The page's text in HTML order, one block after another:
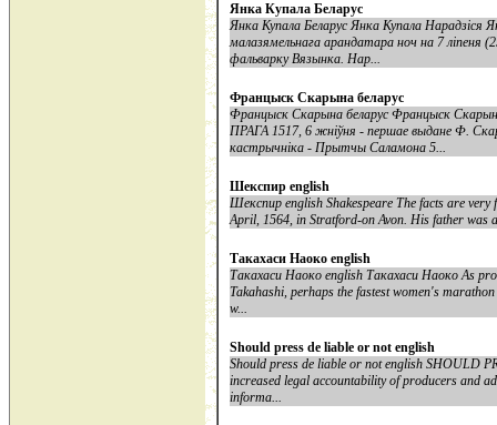
Янка Купала Беларус
Янка Купала Беларус Янка Купала Нарадзiся
малазямельнага арандатара ноч на 7 лiпеня
фальварку Вязынка. Нар...
Францыск Скарына беларус
Францыск Скарына беларус Францыск
ПРАГА 1517, 6 жнiўня - першае выдане Ф.
кастрычнiка - Прытчы Саламона 5...
Шекспир english
Шекспир english Shakespeare The facts are
April, 1564, in Stratford-on Avon. His father was
Такахаси Наоко english
Такахаси Наоко english Такахаси Наоко As
Takahashi, perhaps the fastest women's
w...
Should press de liable or not english
Should press de liable or not english SHOULD
increased legal accountability of producers and
informa...